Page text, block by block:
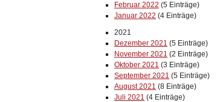
Februar 2022 (5 Einträge)
Januar 2022 (4 Einträge)
2021
Dezember 2021 (5 Einträge)
November 2021 (2 Einträge)
Oktober 2021 (3 Einträge)
September 2021 (5 Einträge)
August 2021 (8 Einträge)
Juli 2021 (4 Einträge)